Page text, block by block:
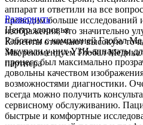
аппарат и ответили на все
проводим больше исследований
изображения, что значительно
Клиенты отмечают высокую
Мы рекомендуем Глобал
партнера
Развернуть
Центр здоровья
Работаем с компанией Глобал
Закупали у них УЗИ-аппараты
процесс был максимально
довольны качеством
возможностями диагностики.
всегда можно получить
сервисному обслуживанию.
быстрые и комфортные